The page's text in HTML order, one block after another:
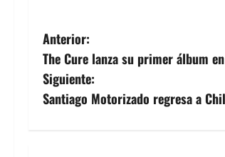
N
a
v
Anterior:
The Cure lanza su primer álbum
Siguiente:
Santiago Motorizado regresa a